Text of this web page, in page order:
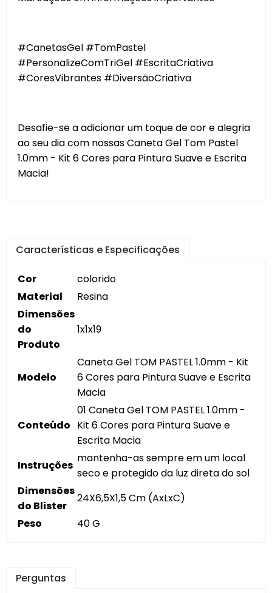
#CanetasGel #TomPastel
#PersonalizeComTriGel #EscritaCriativa
#CoresVibrantes #DiversãoCriativa
Desafie-se a adicionar um toque de cor e alegria
ao seu dia com nossas Caneta Gel Tom Pastel
1.0mm - Kit 6 Cores para Pintura Suave e Escrita
Macia!
Características e Especificações
Cor
colorido
Material
Resina
Dimensões
do
Produto
1x1x19
Modelo
Caneta Gel TOM PASTEL 1.0mm - Kit
6 Cores para Pintura Suave e Escrita
Macia
Conteúdo
01 Caneta Gel TOM PASTEL 1.0mm -
Kit 6 Cores para Pintura Suave e
Escrita Macia
Instruções
mantenha-as sempre em um local
seco e protegido da luz direta do sol
Dimensões
do Blister
24X6,5X1,5 Cm (AxLxC)
Peso
40 G
Perguntas